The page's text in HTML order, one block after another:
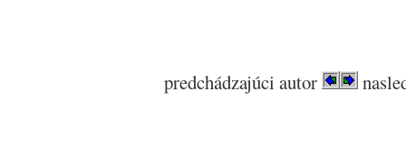
predchádzajúci autor